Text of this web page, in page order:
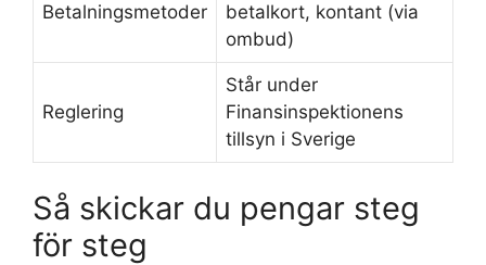
Betalningsmetoder
betalkort, kontant (via
ombud)
Reglering
Står under
Finansinspektionens
tillsyn i Sverige
Så skickar du pengar steg
för steg